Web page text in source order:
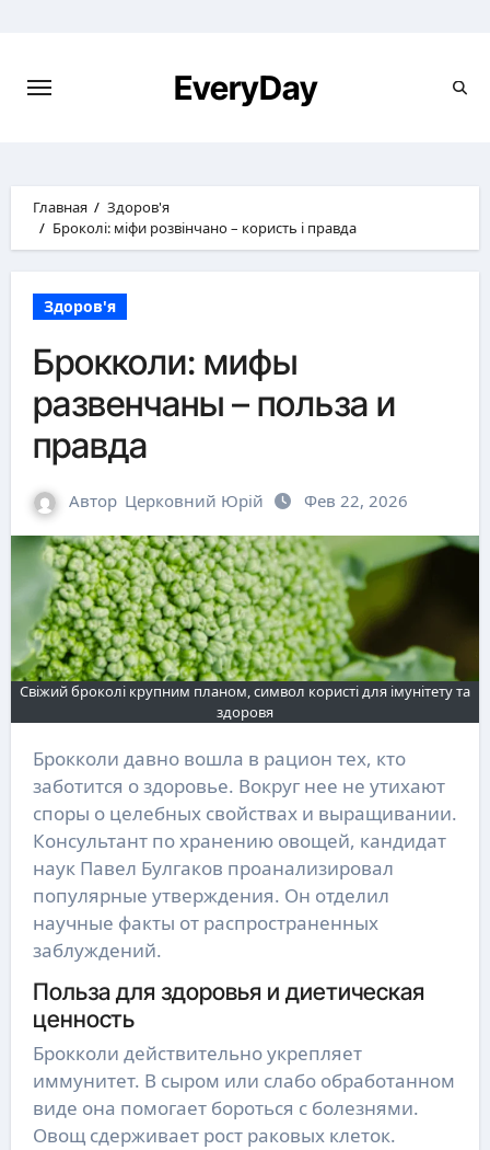
EveryDay
Главная
Здоров'я
Броколі: міфи розвінчано – користь і правда
Здоров'я
Брокколи: мифы
развенчаны – польза и
правда
Автор Церковний Юрій Фев 22, 2026
Свіжий броколі крупним планом, символ користі для імунітету та
здоровя
Брокколи давно вошла в рацион тех, кто
заботится о здоровье. Вокруг нее не утихают
споры о целебных свойствах и выращивании.
Консультант по хранению овощей, кандидат
наук Павел Булгаков проанализировал
популярные утверждения. Он отделил
научные факты от распространенных
заблуждений.
Польза для здоровья и диетическая
ценность
Брокколи действительно укрепляет
иммунитет. В сыром или слабо обработанном
виде она помогает бороться с болезнями.
Овощ сдерживает рост раковых клеток.